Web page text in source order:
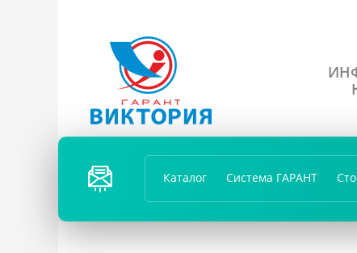
ПЕРЕЗ
ВОНИ
ТЬ
Каталог Система ГАРАНТ